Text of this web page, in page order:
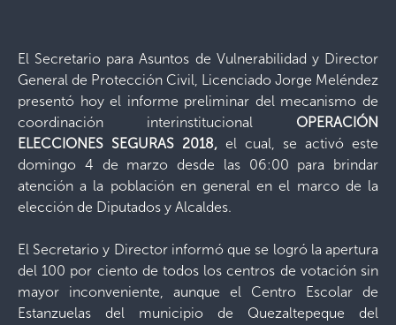
El Secretario para Asuntos de Vulnerabilidad y Director
General de Protección Civil, Licenciado Jorge Meléndez
presentó hoy el informe preliminar del mecanismo de
coordinación interinstitucional OPERACIÓN
ELECCIONES SEGURAS 2018, el cual, se activó este
domingo 4 de marzo desde las 06:00 para brindar
atención a la población en general en el marco de la
elección de Diputados y Alcaldes.
El Secretario y Director informó que se logró la apertura
del 100 por ciento de todos los centros de votación sin
mayor inconveniente, aunque el Centro Escolar de
Estanzuelas del municipio de Quezaltepeque del